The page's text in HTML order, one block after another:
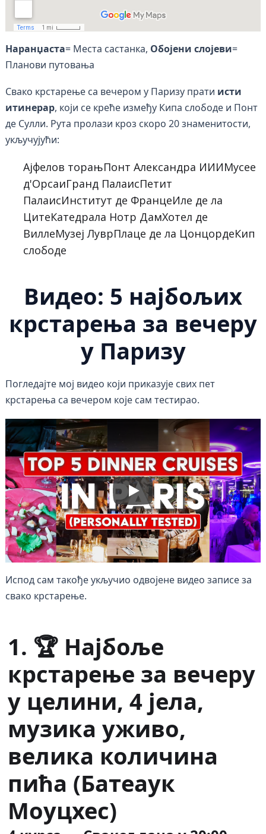
Наранџаста= Места састанка, Обојени слојеви=
Планови путовања
Свако крстарење са вечером у Паризу прати исти
итинерар, који се креће између Кипа слободе и Понт
де Сулли. Рута пролази кроз скоро 20 знаменитости,
укључујући:
Ајфелов торањПонт Александра ИИИМусее
д'ОрсаиГранд ПалаисПетит
ПалаисИнститут де ФранцеИле де ла
ЦитеКатедрала Нотр ДамХотел де
ВиллеМузеј ЛуврПлаце де ла ЦонцордеКип
слободе
Видео: 5 најбољих
крстарења за вечеру
у Паризу
Погледајте мој видео који приказује свих пет
крстарења са вечером које сам тестирао.
Испод сам такође укључио одвојене видео записе за
свако крстарење.
1. 🏆 Најбоље
крстарење за вечеру
у целини, 4 јела,
музика уживо,
велика количина
пића (Батеаук
Моуцхес)